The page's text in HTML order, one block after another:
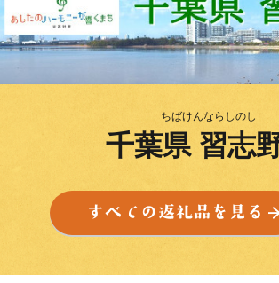
ちばけんならしのし
千葉県 習志